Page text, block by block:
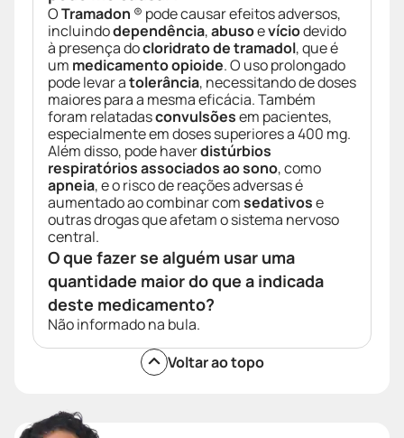
OTramadon ® pode causar efeitos adversos,
incluindodependência,abusoevíciodevido
à presença docloridrato de tramadol, que é
um medicamento opioide. O uso prolongado
pode levar atolerância, necessitando de doses
maiores para a mesma eficácia. Também
foram relatadasconvulsõesem pacientes,
especialmente em doses superiores a 400 mg.
Além disso, pode haverdistúrbios
respiratórios associados ao sono, como
apneia, e o risco de reações adversas é
aumentado ao combinar comsedativose
outras drogas que afetam o sistema nervoso
central.
O que fazer se alguém usar uma
quantidade maior do que a indicada
deste medicamento?
Não informado na bula.
Voltar ao topo